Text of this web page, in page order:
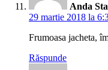
Anda
29 martie 2018 la
Frumoasa jacheta,
Răspunde